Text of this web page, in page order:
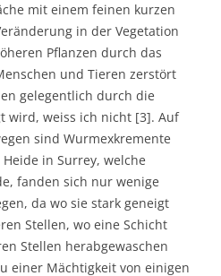
mit einem feinen kurzen
in der Vegetation
Pflanzen durch das
und Tieren zerstört
gelegentlich durch die
wird, weiss ich nicht [3]. Auf
sind Wurmexkremente
in Surrey, welche
fanden sich nur wenige
da wo sie stark geneigt
Stellen, wo eine Schicht
Stellen herabgewaschen
einer Mächtigkeit von einigen